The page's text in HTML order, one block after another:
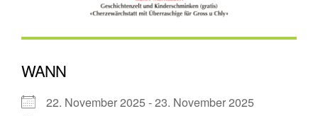
WANN
22. November 2025 - 23. November 2025